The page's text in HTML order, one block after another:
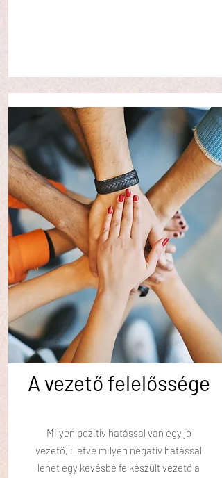
A vezető felelőssége
Milyen pozitív hatással van egy jó
vezető, illetve milyen negatív hatással
lehet egy kevésbé felkészült vezető a